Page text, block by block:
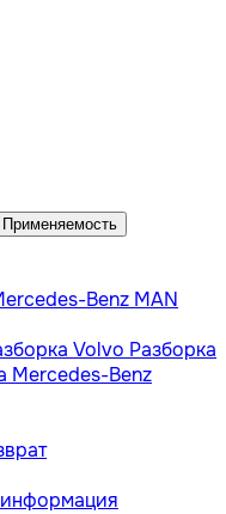
Применяемость
Benz MAN
Volvo Разборка
Mercedes-Benz